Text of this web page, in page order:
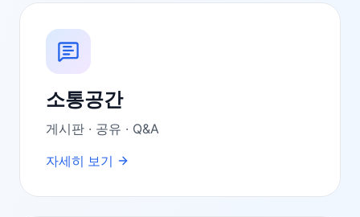
소통공간
게시판 · 공유 · Q&A
자세히 보기